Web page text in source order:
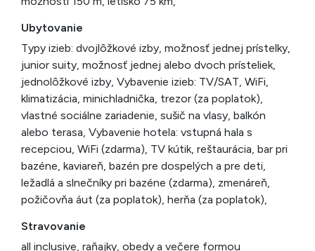
Ubytovanie
Typy izieb: dvojlôžkové izby, možnosť jednej prístelky,
junior suity, možnosť jednej alebo dvoch prísteliek,
jednolôžkové izby, Vybavenie izieb: TV/SAT, WiFi,
klimatizácia, minichladnička, trezor (za poplatok),
vlastné sociálne zariadenie, sušič na vlasy, balkón
alebo terasa, Vybavenie hotela: vstupná hala s
recepciou, WiFi (zdarma), TV kútik, reštaurácia, bar pri
bazéne, kaviareň, bazén pre dospelých a pre deti,
ležadlá a slnečníky pri bazéne (zdarma), zmenáreň,
požičovňa áut (za poplatok), herňa (za poplatok),
Stravovanie
all inclusive, raňajky, obedy a večere formou